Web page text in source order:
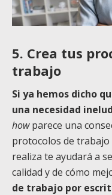
5. Crea tus
trabajo
Si ya hemos dicho
una necesidad
howparece una
protocolos de trabajo
realiza te ayudará a
calidad y de cómo
de trabajo por